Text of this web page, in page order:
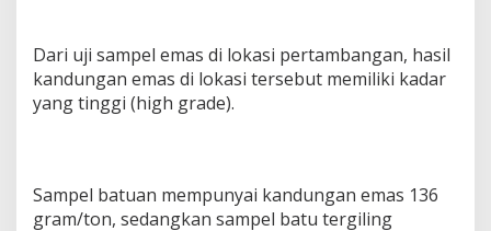
Dari uji sampel emas di lokasi pertambangan, hasil
kandungan emas di lokasi tersebut memiliki kadar
yang tinggi (high grade).
Sampel batuan mempunyai kandungan emas 136
gram/ton, sedangkan sampel batu tergiling